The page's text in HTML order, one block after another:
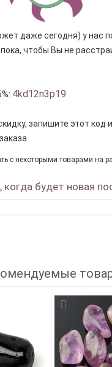
даже сегодня) у нас
чтобы Вы не
4kd12n3p19
запишите этот код
с некоторыми товарами на
будет новая